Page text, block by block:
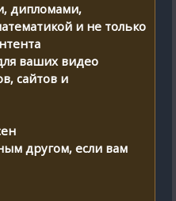
дипломами,
и не только
ваших видео
сайтов и
другом, если вам